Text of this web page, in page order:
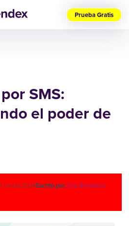
Prueba Gratis
SMS:
el poder de
marzo 2024Escrito por: Eva Benedicto